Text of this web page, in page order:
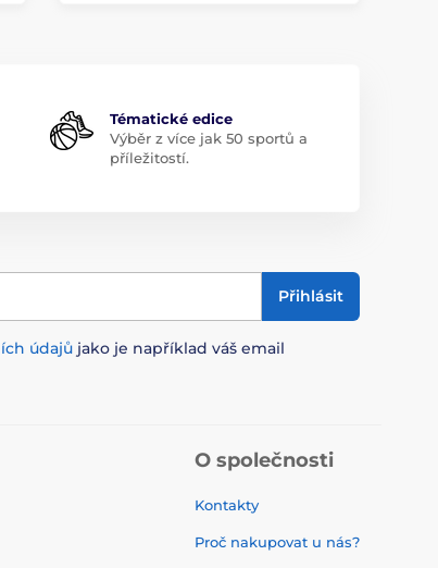
Tématické edice
Výběr z více jak 50 sportů a
příležitostí.
Přihlásit
údajů jako je například váš email
O společnosti
Kontakty
Proč nakupovat u nás?